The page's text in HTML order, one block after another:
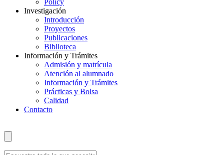
Policy
Investigación
Introducción
Proyectos
Publicaciones
Biblioteca
Información y Trámites
Admisión y matrícula
Atención al alumnado
Información y Trámites
Prácticas y Bolsa
Calidad
Contacto